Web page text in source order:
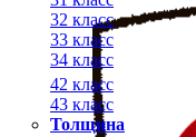
32 класс
33 класс
34 класс
42 класс
43 класс
Толщина